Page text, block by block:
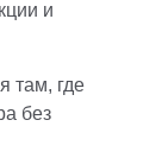
и
там, где
без